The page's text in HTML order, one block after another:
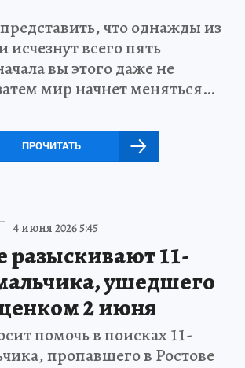
что однажды из
всего пять
вы этого даже не
мир начнет меняться…
ПРОЧИТАТЬ
4 июня 2026 5:45
разыскивают 11-
ушедшего
2 июня
помочь в поисках 11-
пропавшего в Ростове